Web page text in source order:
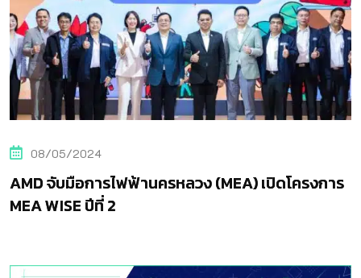
08/05/2024
AMD จับมือการไฟฟ้านครหลวง (MEA) เปิดโครงการ
MEA WISE ปีที่ 2